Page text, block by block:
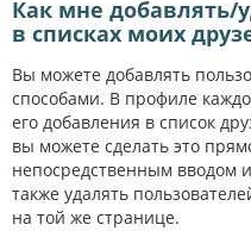
Как мне добавлять/
в списках моих
Вы можете добавлять
способами. В профиле
его добавления в список
вы можете сделать это
непосредственным вводом
также удалять
на той же странице.